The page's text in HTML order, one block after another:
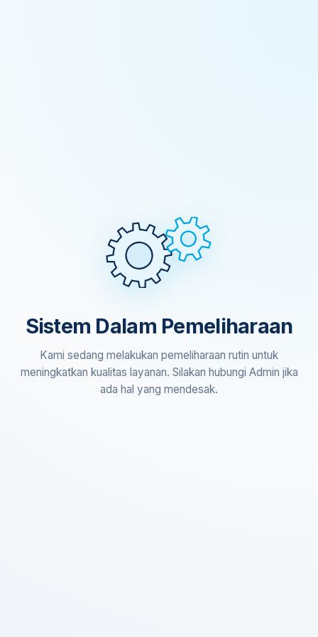
Sistem Dalam Pemeliharaan
Kami sedang melakukan pemeliharaan rutin untuk
meningkatkan kualitas layanan. Silakan hubungi Admin jika
ada hal yang mendesak.